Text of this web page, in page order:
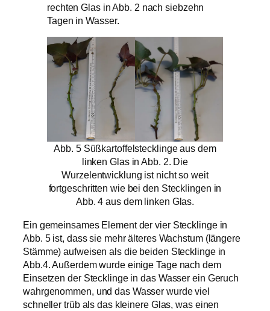
rechten Glas in Abb. 2 nach siebzehn
Tagen in Wasser.
Abb. 5 Süßkartoffelstecklinge aus dem
linken Glas in Abb. 2. Die
Wurzelentwicklung ist nicht so weit
fortgeschritten wie bei den Stecklingen in
Abb. 4 aus dem linken Glas.
Ein gemeinsames Element der vier Stecklinge in
Abb. 5 ist, dass sie mehr älteres Wachstum (längere
Stämme) aufweisen als die beiden Stecklinge in
Abb.4. Außerdem wurde einige Tage nach dem
Einsetzen der Stecklinge in das Wasser ein Geruch
wahrgenommen, und das Wasser wurde viel
schneller trüb als das kleinere Glas, was einen